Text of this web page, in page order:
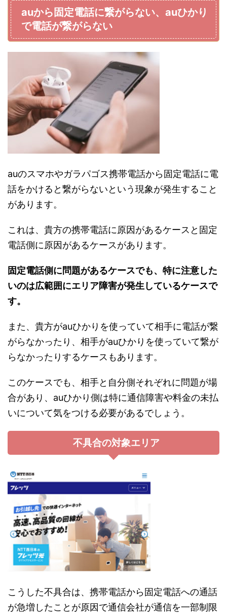
auから固定電話に繋がらない、auひかり
で電話が繋がらない
auのスマホやガラパゴス携帯電話から固定電話に電
話をかけると繋がらないという現象が発生すること
があります。
これは、貴方の携帯電話に原因があるケースと固定
電話側に原因があるケースがあります。
固定電話側に問題があるケースでも、特に注意した
いのは広範囲にエリア障害が発生しているケースで
す。
また、貴方がauひかりを使っていて相手に電話が繋
がらなかったり、相手がauひかりを使っていて繋が
らなかったりするケースもあります。
このケースでも、相手と自分側それぞれに問題が場
合があり、auひかり側は特に通信障害や料金の未払
いについて気をつける必要があるでしょう。
不具合の対象エリア
こうした不具合は、携帯電話から固定電話への通話
が急増したことが原因で通信会社が通信を一部制限